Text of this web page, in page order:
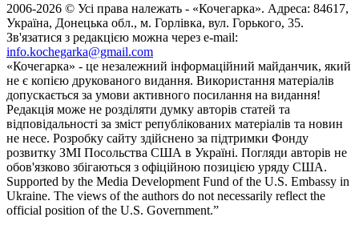
2006-2026 © Усі права належать - «Кочегарка». Адреса: 84617,
Україна, Донецька обл., м. Горлівка, вул. Горького, 35.
Зв'язатися з редакцією можна через e-mail:
info.kochegarka@gmail.com
«Кочегарка» - це незалежний інформаційний майданчик, який
не є копією друкованого видання. Використання матеріалів
допускається за умови активного посилання на видання!
Редакція може не розділяти думку авторів статей та
відповідальності за зміст републікованих матеріалів та новин
не несе. Розробку сайту здійснено за підтримки Фонду
розвитку ЗМІ Посольства США в Україні. Погляди авторів не
обов'язково збігаються з офіційною позицією уряду США.
Supported by the Media Development Fund of the U.S. Embassy in
Ukraine. The views of the authors do not necessarily reflect the
official position of the U.S. Government.”